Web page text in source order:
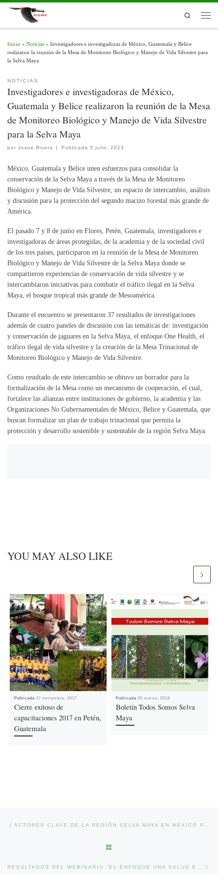
Skip to content
Search
Inicio » Noticias » Investigadores e investigadoras de México, Guatemala y Belice
realizaron la reunión de la Mesa de Monitoreo Biológico y Manejo de Vida Silvestre para
la Selva Maya
NOTICIAS
Investigadores e investigadoras de México,
Guatemala y Belice realizaron la reunión de la Mesa
de Monitoreo Biológico y Manejo de Vida Silvestre
para la Selva Maya
por Josue Rivera | Publicada 5 julio, 2023
México, Guatemala y Belice unen esfuerzos para consolidar la
conservación de la Selva Maya a través de la Mesa de Monitoreo
Biológico y Manejo de Vida Silvestre, un espacio de intercambio, análisis
y discusión para la protección del segundo macizo forestal más grande de
América.
El pasado 7 y 8 de junio en Flores, Petén, Guatemala, investigadores e
investigadoras de áreas protegidas, de la academia y de la sociedad civil
de los tres países, participaron en la reunión de la Mesa de Monitoreo
Biológico y Manejo de Vida Silvestre de la Selva Maya donde se
compartieron experiencias de conservación de vida silvestre y se
intercambiaron iniciativas para combatir el tráfico ilegal en la Selva
Maya, el bosque tropical más grande de Mesoamérica.
Durante el encuentro se presentaron 37 resultados de investigaciones
además de cuatro paneles de discusión con las temáticas de: investigación
y conservación de jaguares en la Selva Maya, el enfoque One Health, el
tráfico ilegal de vida silvestre y la creación de la Mesa Trinacional de
Monitoreo Biológico y Manejo de Vida Silvestre.
Como resultado de este intercambio se obtuvo un borrador para la
formalización de la Mesa como un mecanismo de cooperación, el cual,
fortalece las alianzas entre instituciones de gobierno, la academia y las
Organizaciones No Gubernamentales de México, Belice y Guatemala, que
buscan formalizar un plan de trabajo trinacional que permita la
protección y desarrollo sostenible y sustentable de la región Selva Maya.
YOU MAY ALSO LIKE
Publicada17 noviembre, 2017
Cierre exitoso de
capacitaciones 2017 en Petén,
Guatemala
Publicada20 marzo, 2018
Boletín Todos Somos Selva
Maya
ACTORES CLAVE DE LA REGIÓN SELVA MAYA EN MÉXICO PARTICIPAN EN REUNIONES INTERSECTORIALES “ENFOQUE ONE HEALTH Y SU IMPORTANCIA EN LA AGENDA PÚBLICA ESTATAL”